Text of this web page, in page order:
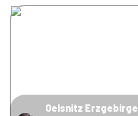
Oelsnitz Erzgebirge